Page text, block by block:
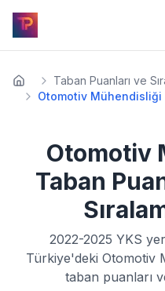
Taban Puanları ve
Otomotiv Mühendisliği
Otomotiv
Taban
2022-2025 YKS
Türkiye'deki Otomotiv
taban puanları